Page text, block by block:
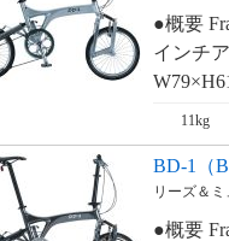
●概要
インチ
11kg
BD-1（
リーズ＆ミ
●概要